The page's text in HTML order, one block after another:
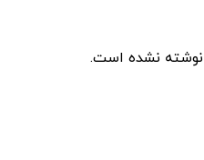
نشده است.